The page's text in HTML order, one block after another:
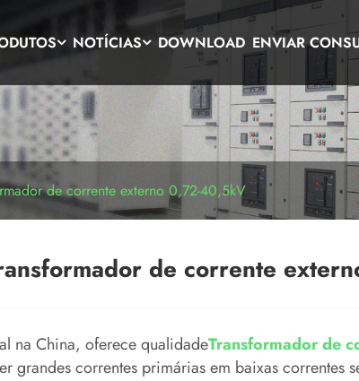
NOTÍCIAS DOWNLOAD ENVIAR
de corrente externo 0,72-40,5kV
de corrente
na China, oferece qualidadeTransformador de
grandes correntes primárias em baixas correntes